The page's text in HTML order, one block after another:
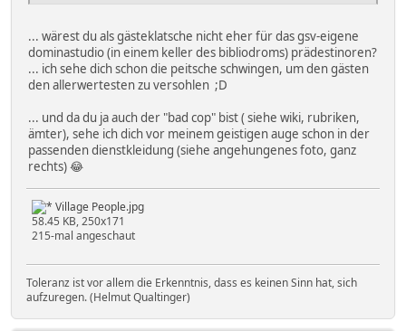
... wärest du als gästeklatsche nicht eher für das gsv-eigene
dominastudio (in einem keller des bibliodroms) prädestinoren?
... ich sehe dich schon die peitsche schwingen, um den gästen
den allerwertesten zu versohlen ;D
... und da du ja auch der "bad cop" bist ( siehe wiki, rubriken,
ämter), sehe ich dich vor meinem geistigen auge schon in der
passenden dienstkleidung (siehe angehungenes foto, ganz
rechts) 😂
Village People.jpg
58.45 KB, 250x171
215-mal angeschaut
Toleranz ist vor allem die Erkenntnis, dass es keinen Sinn hat, sich
aufzuregen. (Helmut Qualtinger)